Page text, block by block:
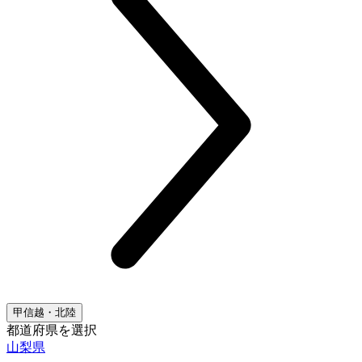
甲信越・北陸
都道府県を選択
山梨県